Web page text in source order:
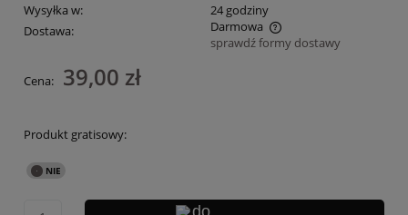
Wysyłka w:
24 godziny
Dostawa:
Darmowa
Cena nie zawiera ewentualnych kosztów płatności
sprawdź formy dostawy
Cena: 39,00 zł
Produkt gratisowy: